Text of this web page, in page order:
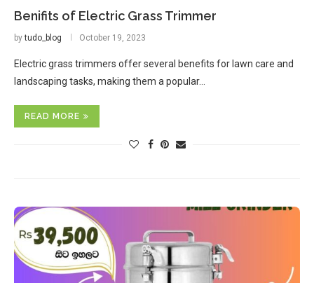
Benifits of Electric Grass Trimmer
bytudo_blog October 19, 2023
Electric grass trimmers offer several benefits for lawn care and
landscaping tasks, making them a popular…
READ MORE